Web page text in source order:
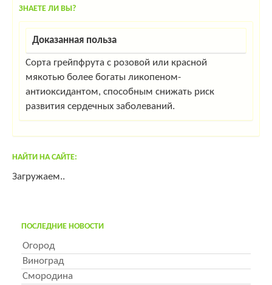
ЗНАЕТЕ ЛИ ВЫ?
Доказанная польза
Сорта грейпфрута с розовой или красной
мякотью более богаты ликопеном-
антиоксидантом, способным снижать риск
развития сердечных заболеваний.
НАЙТИ НА САЙТЕ:
Загружаем..
ПОСЛЕДНИЕ НОВОСТИ
Огород
Виноград
Смородина